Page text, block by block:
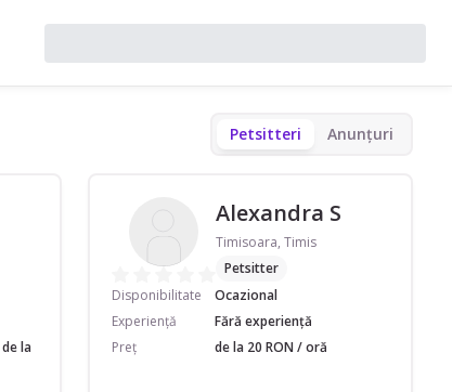
Petsitteri Anunțuri
la
Alexandra S
Timisoara, Timis
Petsitter
Disponibilitate
Ocazional
Experiență
Fără experiență
Preț
de la 20 RON / oră